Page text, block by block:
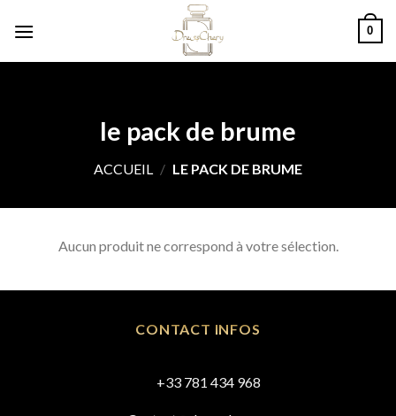
0
le pack de brume
ACCUEIL / LE PACK DE BRUME
Aucun produit ne correspond à votre sélection.
CONTACT INFOS
+33 781 434 968